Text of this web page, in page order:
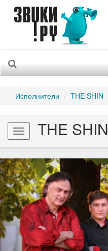
Исполнители THE SHIN
Toggle
navigation
THE SHIN
Previous